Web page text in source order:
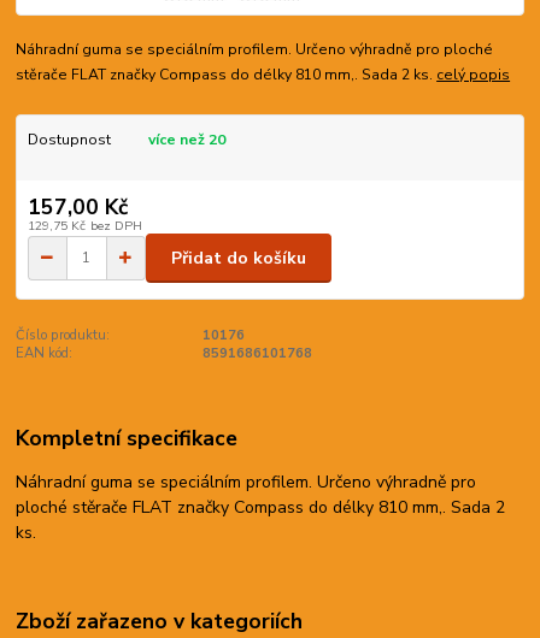
Náhradní guma se speciálním profilem. Určeno výhradně pro ploché
stěrače FLAT značky Compass do délky 810 mm,. Sada 2 ks. celý popis
Dostupnost více než 20
157,00 Kč
129,75 Kč bez DPH
Přidat do košíku
Číslo produktu:
10176
EAN kód:
8591686101768
Kompletní specifikace
Náhradní guma se speciálním profilem. Určeno výhradně pro
ploché stěrače FLAT značky Compass do délky 810 mm,. Sada 2
ks.
Zboží zařazeno v kategoriích